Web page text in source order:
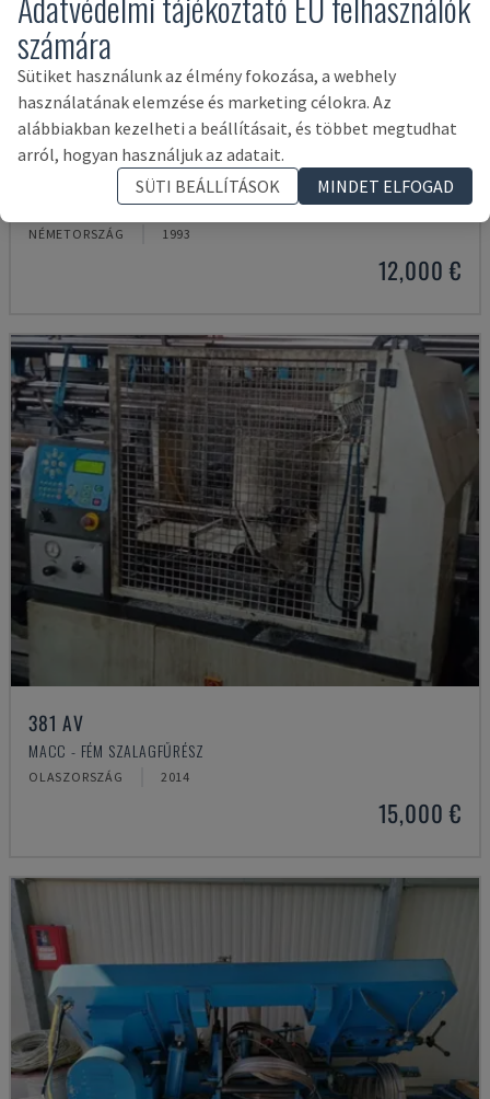
2MF/AUT 800 X 800 2C
FRIGGI - FÉM SZALAGFŰRÉSZ
NÉMETORSZÁG 1993
12,000 €
381 AV
MACC - FÉM SZALAGFŰRÉSZ
OLASZORSZÁG 2014
15,000 €
számára
Sütiket használunk az élmény fokozása, a webhely
használatának elemzése és marketing célokra. Az
alábbiakban kezelheti a beállításait, és többet megtudhat
arról, hogyan használjuk az adatait.
SÜTI BEÁLLÍTÁSOK
MINDET ELFOGAD